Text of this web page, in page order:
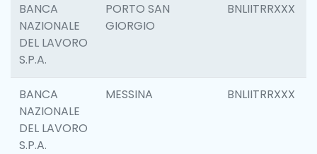
BANCA
NAZIONALE
DEL LAVORO
S.P.A.
PORTO SAN
GIORGIO
BNLIITRRXXX
BANCA
NAZIONALE
DEL LAVORO
S.P.A.
MESSINA BNLIITRRXXX